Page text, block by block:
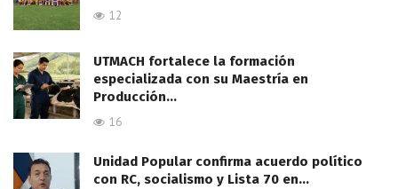
12
UTMACH fortalece la formación
especializada con su Maestría en
Producción…
16
Unidad Popular confirma acuerdo político
con RC, socialismo y Lista 70 en…